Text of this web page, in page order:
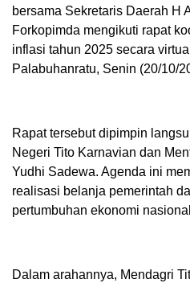
bersama Sekretaris Daerah H
Forkopimda mengikuti rapat
inflasi tahun 2025 secara
Palabuhanratu, Senin (20/10/
Rapat tersebut dipimpin
Negeri Tito Karnavian dan
Yudhi Sadewa. Agenda ini
realisasi belanja pemerintah
pertumbuhan ekonomi
Dalam arahannya, Mendagri